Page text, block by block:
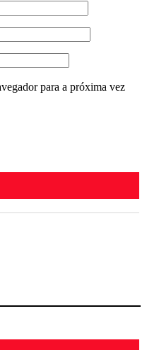
para a próxima vez